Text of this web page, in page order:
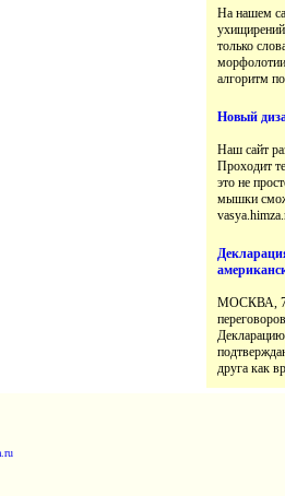
На нашем
только
Наш сайт
Проходит
это не
мышки
МОСКВА, 7